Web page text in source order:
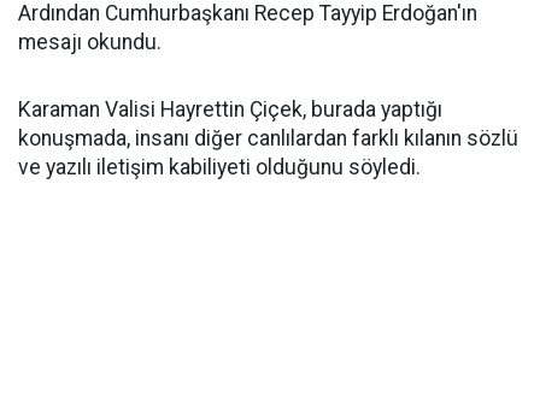
Ardından Cumhurbaşkanı Recep Tayyip Erdoğan'ın
mesajı okundu.
Karaman Valisi Hayrettin Çiçek, burada yaptığı
konuşmada, insanı diğer canlılardan farklı kılanın sözlü
ve yazılı iletişim kabiliyeti olduğunu söyledi.